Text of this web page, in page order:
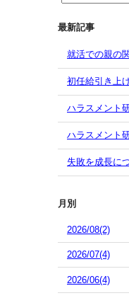
最新記事
就活での親の
初任給引き上
ハラスメント
ハラスメント
失敗を成長に
月別
2026/08(2)
2026/07(4)
2026/06(4)